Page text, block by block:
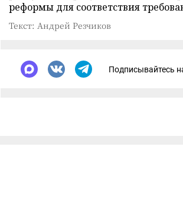
реформы для соответствия
Текст: Андрей Резчиков
Подписывайтесь